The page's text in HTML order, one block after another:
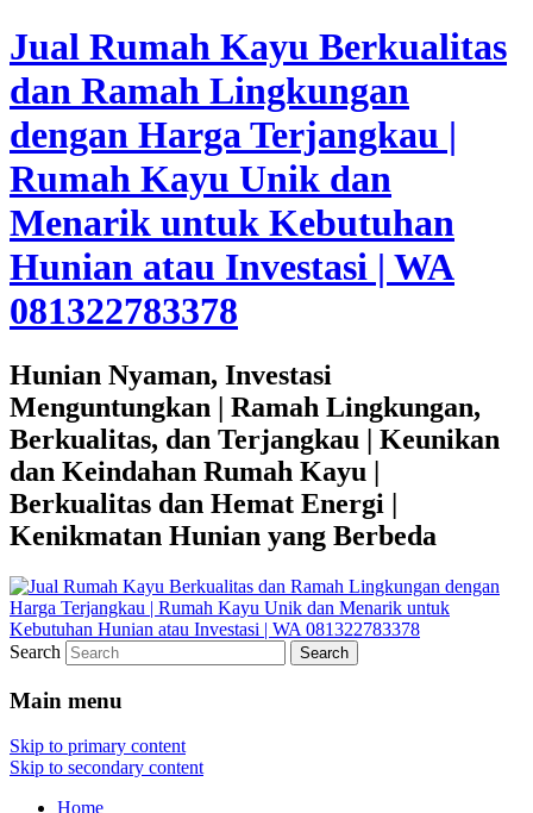
Jual Rumah Kayu Berkualitas
dan Ramah Lingkungan
dengan Harga Terjangkau |
Rumah Kayu Unik dan
Menarik untuk Kebutuhan
Hunian atau Investasi | WA
081322783378
Hunian Nyaman, Investasi
Menguntungkan | Ramah Lingkungan,
Berkualitas, dan Terjangkau | Keunikan
dan Keindahan Rumah Kayu |
Berkualitas dan Hemat Energi |
Kenikmatan Hunian yang Berbeda
Search
Main menu
Skip to primary content
Skip to secondary content
Home